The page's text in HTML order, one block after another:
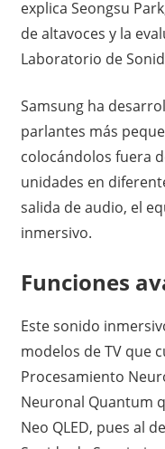
explica Seongsu
de altavoces y la
Laboratorio de
Samsung ha
parlantes más
colocándolos fuera
unidades en
salida de audio, el
inmersivo.
Funciones
Este sonido
modelos de TV que
Procesamiento
Neuronal Quantum
Neo QLED, pues al